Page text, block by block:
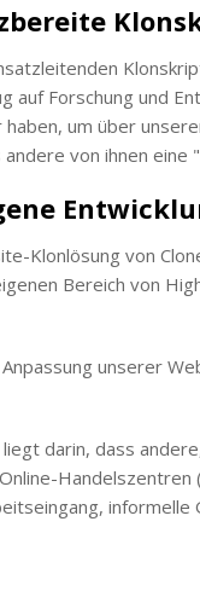
auf Forschung und
um über
von ihnen
Klonlösung von
Bereich von
unserer
darin, dass
Handelszentren
informelle